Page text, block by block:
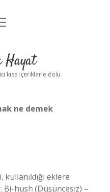
Hayat
kısa içeriklerle dolu.
ne demek
eklere
hush (Düşüncesiz) –